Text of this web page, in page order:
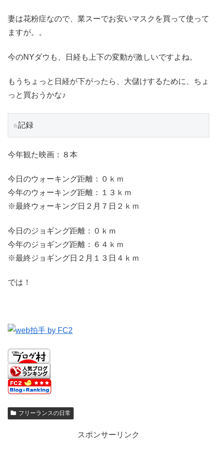
妻は花粉症なので、業スーでお安いマスクを買って使って
ますが。。
今のNYダウも、日経も上下の変動が激しいですよね。
もうちょっと日経が下がったら、大儲けするために、ちょ
っと買おうかな♪
☆記録
今年観た映画：８本
今日のウォーキング距離：０ｋｍ
今年のウォーキング距離：１３ｋｍ
※最終ウォーキング日２月７日２ｋｍ
今日のジョギング距離：０ｋｍ
今年のジョギング距離：６４ｋｍ
※最終ジョギング日２月１３日４ｋｍ
では！
フリーランスの日常
スポンサーリンク